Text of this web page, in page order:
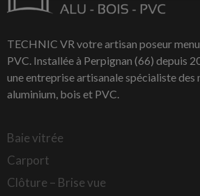
TECHNIC VR votre artisan poseur
PVC. Installée à Perpignan (66) depuis
une entreprise artisanale spécialiste des
aluminium, bois et PVC.
Baie vitrée
Carport
Clôture – Brise vue